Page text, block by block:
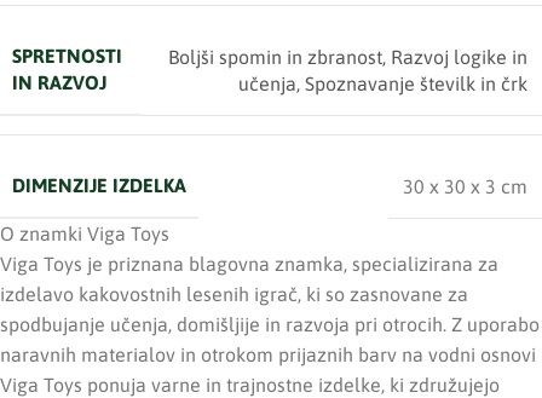
SPRETNOSTI
IN RAZVOJ
Boljši spomin in zbranost, Razvoj logike in
učenja, Spoznavanje številk in črk
DIMENZIJE IZDELKA 30 x 30 x 3 cm
O znamki Viga Toys
Viga Toys je priznana blagovna znamka, specializirana za
izdelavo kakovostnih lesenih igrač, ki so zasnovane za
spodbujanje učenja, domišljije in razvoja pri otrocih. Z uporabo
naravnih materialov in otrokom prijaznih barv na vodni osnovi
Viga Toys ponuja varne in trajnostne izdelke, ki združujejo